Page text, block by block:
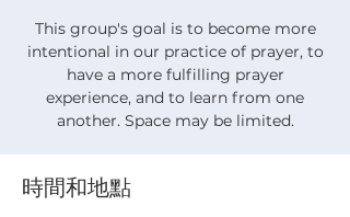
This group's goal is to become more
intentional in our practice of prayer, to
have a more fulfilling prayer
experience, and to learn from one
another. Space may be limited.
時間和地點